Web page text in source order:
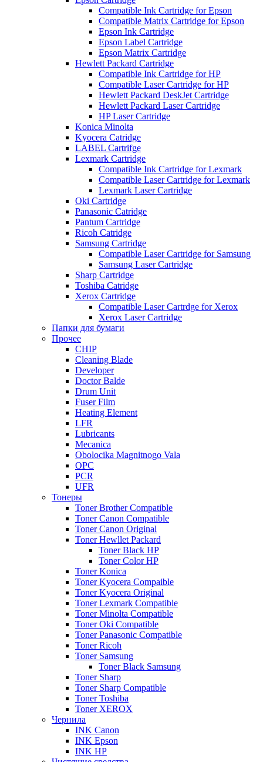
Compatible Ink Cartridge for Epson
Compatible Matrix Cartridge for Epson
Epson Ink Cartridge
Epson Label Cartridge
Epson Matrix Cartridge
Hewlett Packard Cartridge
Compatible Ink Cartridge for HP
Compatible Laser Cartridge for HP
Hewlett Packard DeskJet Cartridge
Hewlett Packard Laser Cartridge
HP Laser Cartridge
Konica Minolta
Kyocera Catridge
LABEL Cartrifge
Lexmark Cartridge
Compatible Ink Cartridge for Lexmark
Compatible Laser Cartridge for Lexmark
Lexmark Laser Cartridge
Oki Cartridge
Panasonic Catridge
Pantum Cartridge
Ricoh Catridge
Samsung Cartridge
Compatible Laser Cartridge for Samsung
Samsung Laser Cartridge
Sharp Cartridge
Toshiba Catridge
Xerox Cartridge
Compatible Laser Cartrdge for Xerox
Xerox Laser Cartridge
Папки для бумаги
Прочее
CHIP
Cleaning Blade
Developer
Doctor Balde
Drum Unit
Fuser Film
Heating Element
LFR
Lubricants
Mecanica
Obolocika Magnitnogo Vala
OPC
PCR
UFR
Тонеры
Toner Brother Compatible
Toner Canon Compatible
Toner Canon Original
Toner Hewllet Packard
Toner Black HP
Toner Color HP
Toner Konica
Toner Kyocera Compaible
Toner Kyocera Original
Toner Lexmark Compatible
Toner Minolta Compatible
Toner Oki Compatible
Toner Panasonic Compatible
Toner Ricoh
Toner Samsung
Toner Black Samsung
Toner Sharp
Toner Sharp Compatible
Toner Toshiba
Toner XEROX
Чернила
INK Canon
INK Epson
INK HP